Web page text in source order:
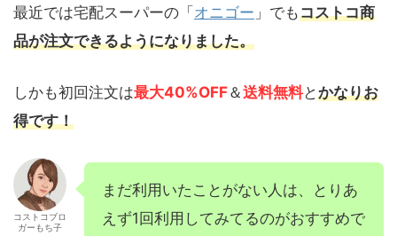
最近では宅配スーパーの「オニゴー 」でもコストコ商
品が注文できるようになりました。
しかも初回注文は最大40%OFF＆送料無料とかなりお
得です！
コストコブロ
ガーもち子
まだ利用いたことがない人は、とりあ
えず1回利用してみてるのがおすすめで